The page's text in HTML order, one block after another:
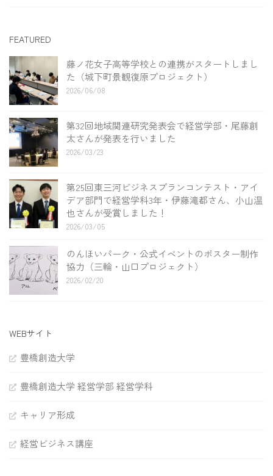
FEATURED
藤ノ花女子高等学校との連携がスタートしまし
た（城下町景観復原プロジェクト）
2026/06/08
第32回地域関連研究発表会で経営学部・尾藤創
太さんが発表を行いました
2026/03/23
第25回東三河ビジネスプランコンテスト・アイ
デア部門で経営学科3年・伊藤滝都さん、小山温
也さんが受賞しました！
2026/03/05
のんほいパーク・公式イベントのポスター制作
協力（三輪・山口プロジェクト）
2026/02/20
WEBサイト
豊橋創造大学
豊橋創造大学 経営学部 経営学科
キャリア形成
経営ビジネス講座